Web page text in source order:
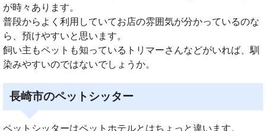
が時々あります。
普段からよく利用していてお店の雰囲気が分かっているのな
ら、預けやすいと思います。
飼い主もペットも知っているトリマーさんなどがいれば、馴
染みやすいのではないでしょうか。
長崎市のペットシッター
ペットシッターはペットホテルとはちょっと違います。